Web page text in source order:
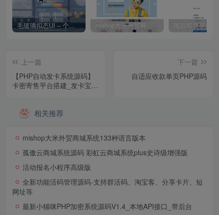
毛玻璃拟态UI – 个人主页（开源版）
上一篇
【PHP自动发卡系统源码】
卡密寄售平台搭建_发卡宝源
下一篇
自适应收款单页PHP源码
相关推荐
mishop大米外贸商城系统133种语言版本
孤傲云商城系统源码 彩虹云商城系统plus史诗级增强版
活动报名小程序高级版
全新功能活码管理源码-支持群活码、淘宝客、分享卡片、短
网址等
最新小猫咪PHP加密系统源码V1.4_本地API接口_带后台